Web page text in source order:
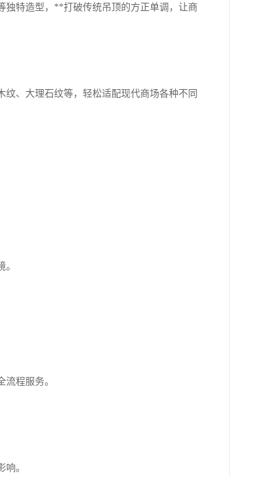
独特造型，**打破传统吊顶的方正单调，让商
、大理石纹等，轻松适配现代商场各种不同
程服务。
。